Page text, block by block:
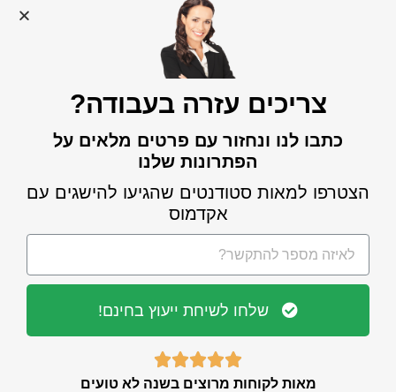
עקבו אחרינו גם בפייסבוק
מאות לקוחות מרוצים
בשנה לא טועים
צרו קשר עוד היום
צריכים עזרה בעבודה?
כתבו לנו ונחזור עם פרטים מלאים על
הפתרונות שלנו
הצטרפו למאות סטודנטים שהגיעו להישגים עם
אקדמוס
שלחו לשיחת ייעוץ בחינם!





מאות לקוחות מרוצים בשנה לא טועים